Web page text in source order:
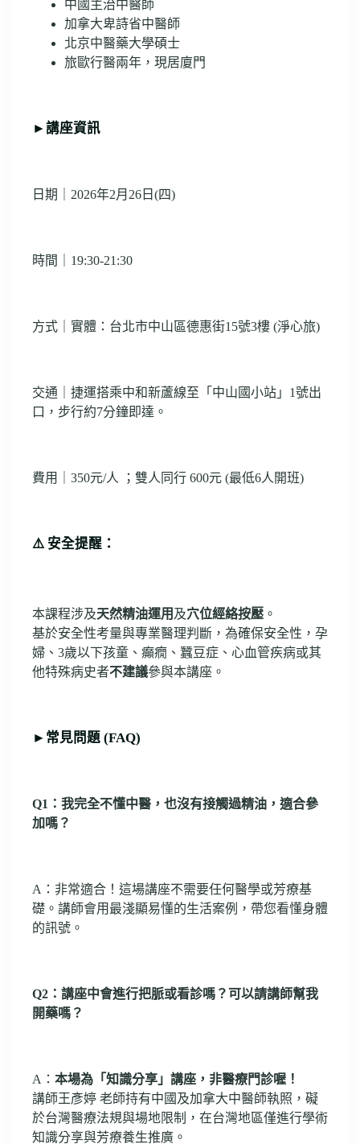
中國主治中醫師
加拿大卑詩省中醫師
北京中醫藥大學碩士
旅歐行醫兩年，現居廈門
► 講座資訊
日期｜2026年2月26日(四)
時間｜19:30-21:30
方式｜實體：台北市中山區德惠街15號3樓 (淨心旅)
交通｜捷運搭乘中和新蘆線至「中山國小站」1號出
口，步行約7分鐘即達。
費用｜350元/人 ；雙人同行 600元 (最低6人開班)
⚠️ 安全提醒：
本課程涉及天然精油運用 及穴位經絡按壓 。
基於安全性考量與專業醫理判斷，為確保安全性，孕
婦、3歲以下孩童、癲癇、蠶豆症、心血管疾病或其
他特殊病史者不建議參與本講座。
►常見問題 (FAQ)
Q1：我完全不懂中醫，也沒有接觸過精油，適合參
加嗎？
A：非常適合！這場講座不需要任何醫學或芳療基
礎。講師會用最淺顯易懂的生活案例，帶您看懂身體
的訊號。
Q2：講座中會進行把脈或看診嗎？可以請講師幫我
開藥嗎？
A： 本場為「知識分享」講座，非醫療門診喔！
講師王彥婷 老師持有中國及加拿大中醫師執照，礙
於台灣醫療法規與場地限制，在台灣地區僅進行學術
知識分享與芳療養生推廣。